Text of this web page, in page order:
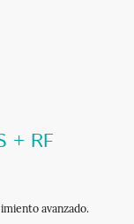
+ RF
avanzado.